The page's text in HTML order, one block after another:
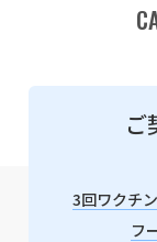
ご
3回ワクチ
フ